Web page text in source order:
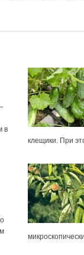
в
клещики. При